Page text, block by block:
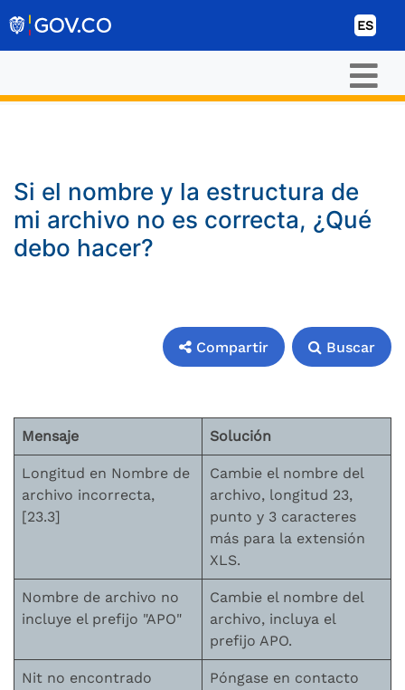
ES
Si el nombre y la estructura de
mi archivo no es correcta, ¿Qué
debo hacer?
Compartir Buscar
Mensaje Solución
Longitud en Nombre de
archivo incorrecta,
[23.3]
Cambie el nombre del
archivo, longitud 23,
punto y 3 caracteres
más para la extensión
XLS.
Nombre de archivo no
incluye el prefijo "APO"
Cambie el nombre del
archivo, incluya el
prefijo APO.
Nit no encontrado
Póngase en contacto